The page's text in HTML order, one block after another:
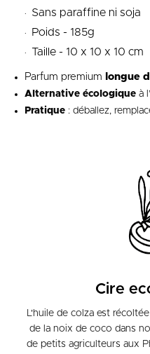
Sans paraffine ni soja
Poids - 185g
Taille - 10 x 10 x 10 cm
Parfum premium longue
Alternative écologique à
Pratique : déballez,
Cire
L'huile de colza est
de la noix de coco dans
de petits agriculteurs aux